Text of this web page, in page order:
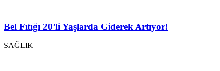
Bel Fıtığı 20’li Yaşlarda Giderek Artıyor!
SAĞLIK